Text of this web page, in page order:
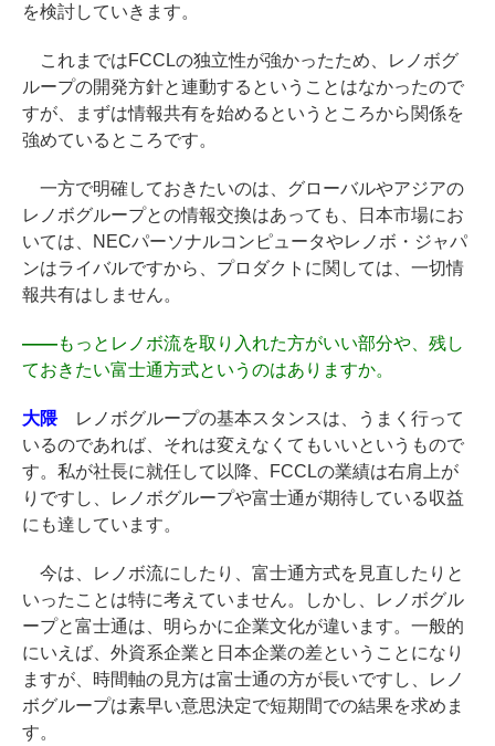
を検討していきます。
これまではFCCLの独立性が強かったため、レノボグ
ループの開発方針と連動するということはなかったので
すが、まずは情報共有を始めるというところから関係を
強めているところです。
一方で明確しておきたいのは、グローバルやアジアの
レノボグループとの情報交換はあっても、日本市場にお
いては、NECパーソナルコンピュータやレノボ・ジャパ
ンはライバルですから、プロダクトに関しては、一切情
報共有はしません。
――もっとレノボ流を取り入れた方がいい部分や、残し
ておきたい富士通方式というのはありますか。
大隈
レノボグループの基本スタンスは、うまく行って
いるのであれば、それは変えなくてもいいというもので
す。私が社長に就任して以降、FCCLの業績は右肩上が
りですし、レノボグループや富士通が期待している収益
にも達しています。
今は、レノボ流にしたり、富士通方式を見直したりと
いったことは特に考えていません。しかし、レノボグル
ープと富士通は、明らかに企業文化が違います。一般的
にいえば、外資系企業と日本企業の差ということになり
ますが、時間軸の見方は富士通の方が長いですし、レノ
ボグループは素早い意思決定で短期間での結果を求めま
す。